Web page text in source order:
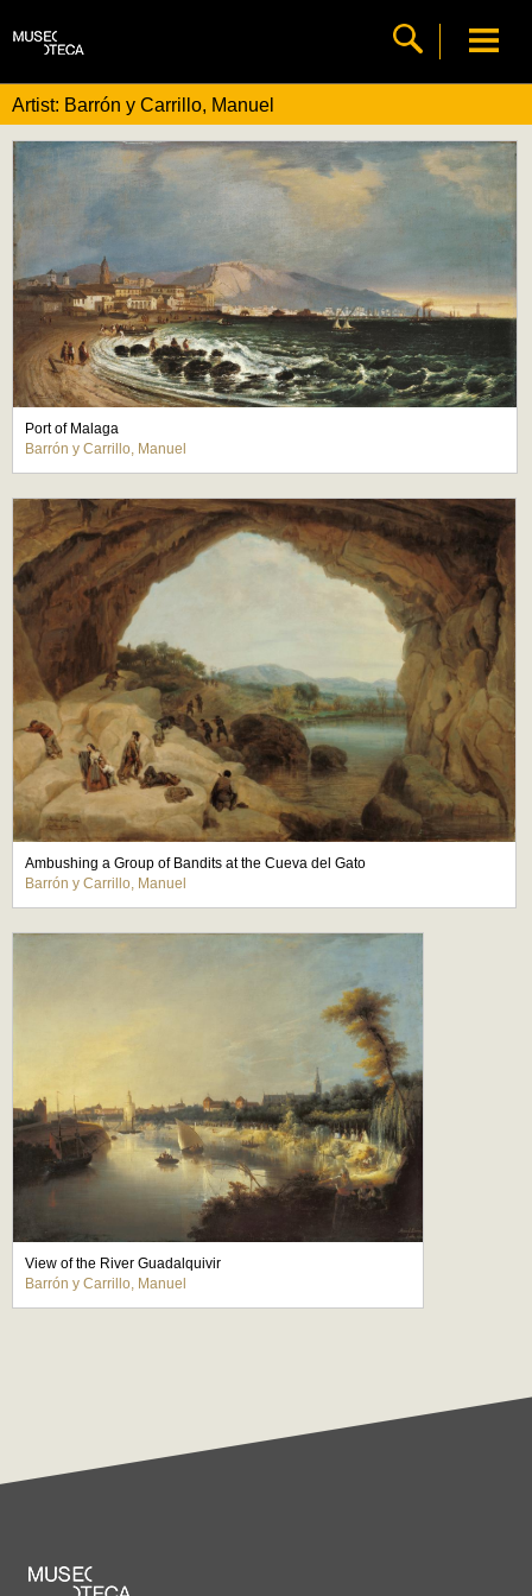
Artist: Barrón y Carrillo, Manuel
Port of Malaga
Barrón y Carrillo, Manuel
Ambushing a Group of Bandits at the Cueva del Gato
Barrón y Carrillo, Manuel
View of the River Guadalquivir
Barrón y Carrillo, Manuel